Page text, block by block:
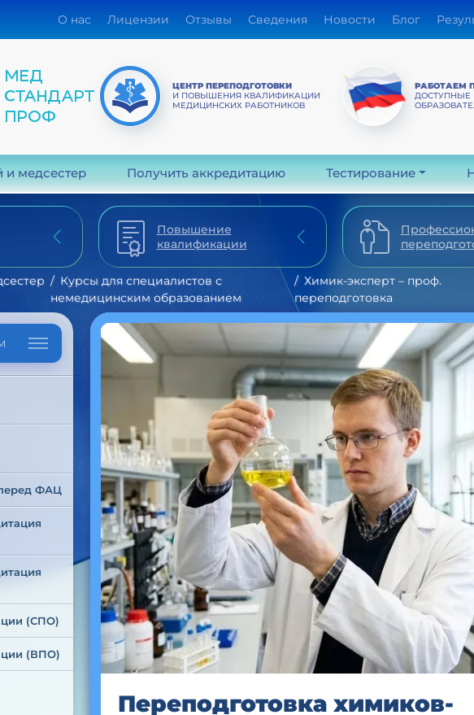
О нас Лицензии Отзывы Сведения Новости Блог
ЦЕНТР ПЕРЕПОДГОТОВКИ
И ПОВЫШЕНИЯ КВАЛИФИКАЦИИ
МЕДИЦИНСКИХ РАБОТНИКОВ
РАБОТАЕМ
ДОСТУПНЫЕ
и медсестер Получить аккредитацию Тестирование
Повышение
квалификации
Курсы для специалистов с
немедицинским образованием
Химик-эксперт – проф.
переподготовка
ФАЦ
(СПО)
(ВПО)
Переподготовка химиков-